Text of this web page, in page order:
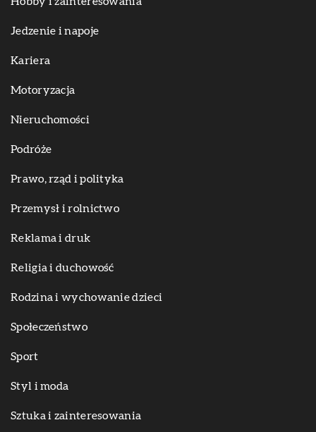
Jedzenie i napoje
Kariera
Motoryzacja
Nieruchomości
Podróże
Prawo, rząd i polityka
Przemysł i rolnictwo
Reklama i druk
Religia i duchowość
Rodzina i wychowanie dzieci
Społeczeństwo
Sport
Styl i moda
Sztuka i zainteresowania